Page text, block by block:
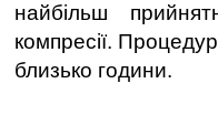
найбільш
компресії.
близько години.